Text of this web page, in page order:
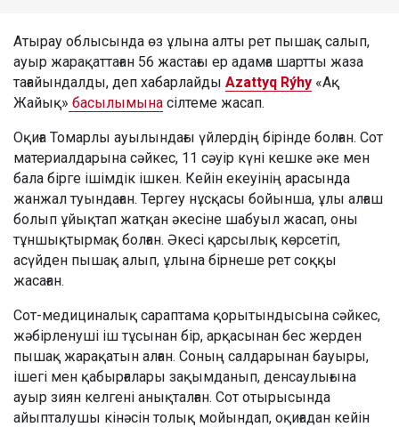
Атырау облысында өз ұлына алты рет пышақ салып,
ауыр жарақаттаған 56 жастағы ер адамға шартты жаза
тағайындалды, деп хабарлайды Azattyq Rýhy «Ақ
Жайық» басылымына сілтеме жасап.
Оқиға Томарлы ауылындағы үйлердің бірінде болған. Сот
материалдарына сәйкес, 11 сәуір күні кешке әке мен
бала бірге ішімдік ішкен. Кейін екеуінің арасында
жанжал туындаған. Тергеу нұсқасы бойынша, ұлы алғаш
болып ұйықтап жатқан әкесіне шабуыл жасап, оны
тұншықтырмақ болған. Әкесі қарсылық көрсетіп,
асүйден пышақ алып, ұлына бірнеше рет соққы
жасаған.
Сот-медициналық сараптама қорытындысына сәйкес,
жәбірленуші іш тұсынан бір, арқасынан бес жерден
пышақ жарақатын алған. Соның салдарынан бауыры,
ішегі мен қабырғалары зақымданып, денсаулығына
ауыр зиян келгені анықталған. Сот отырысында
айыпталушы кінәсін толық мойындап, оқиғадан кейін